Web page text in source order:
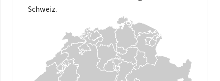
Schweiz.